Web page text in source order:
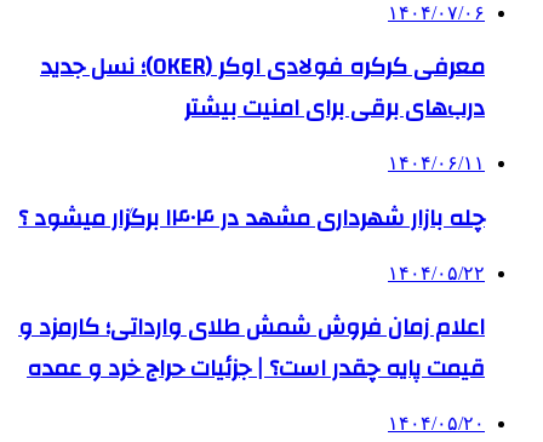
۱۴۰۴/۰۷/۰۶
معرفی کرکره فولادی اوکر (OKER)؛ نسل جدید
درب‌های برقی برای امنیت بیشتر
۱۴۰۴/۰۶/۱۱
چله بازار شهرداری مشهد در ۱۴۰۴ برگزار میشود ؟
۱۴۰۴/۰۵/۲۲
اعلام زمان فروش شمش طلای وارداتی؛ کارمزد و
قیمت پایه چقدر است؟ | جزئیات حراج خرد و عمده
۱۴۰۴/۰۵/۲۰